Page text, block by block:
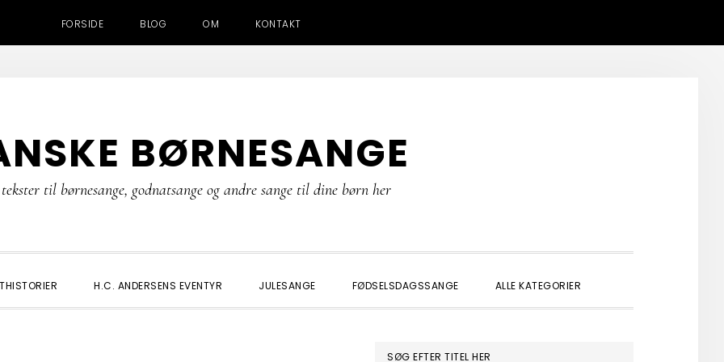
FORSIDE BLOG OM KONTAKT
BØRNESANGE
til børnesange, godnatsange og andre sange til dine børn her
H.C. ANDERSENS EVENTYR JULESANGE FØDSELSDAGSSANGE ALLE KATEGORIER
SØG EFTER TITEL HER